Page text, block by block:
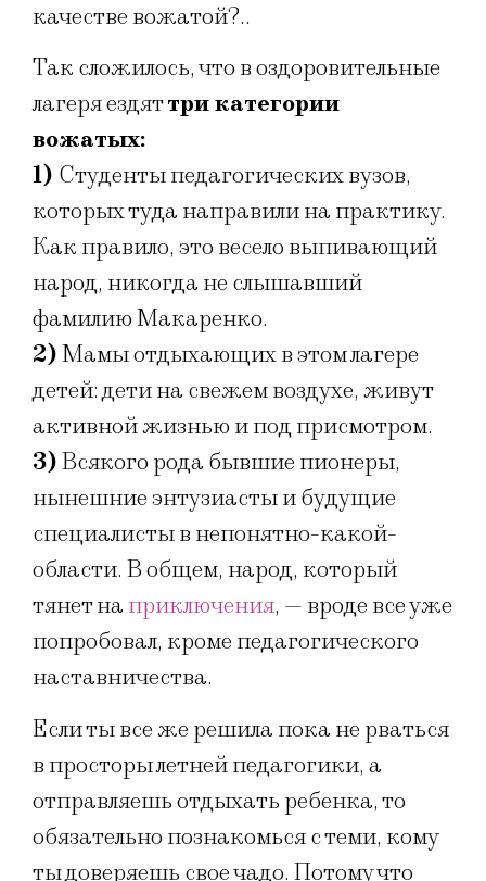
качестве вожатой?..
Так сложилось, что в оздоровительные
лагеря ездяттри категории
вожатых:
1) Студенты педагогических вузов,
которых туда направили на практику.
Как правило, это весело выпивающий
народ, никогда не слышавший
фамилию Макаренко.
2)Мамы отдыхающих в этом лагере
детей: дети на свежем воздухе, живут
активной жизнью и под присмотром.
3)Всякого рода бывшие пионеры,
нынешние энтузиасты и будущие
специалисты в непонятно-какой-
области. В общем, народ, который
тянет на приключения, — вроде все уже
попробовал, кроме педагогического
наставничества.
Если ты все же решила пока не рваться
в просторы летней педагогики, а
отправляешь отдыхать ребенка, то
обязательно познакомься с теми, кому
ты доверяешь свое чадо. Потому что